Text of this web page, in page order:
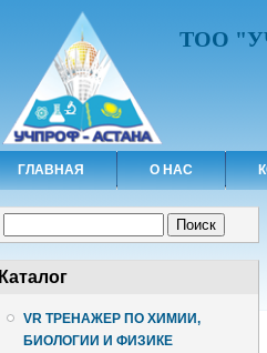
ТОО
ГЛАВНАЯ О НАС
Каталог
VR ТРЕНАЖЕР ПО ХИМИИ,
БИОЛОГИИ И ФИЗИКЕ